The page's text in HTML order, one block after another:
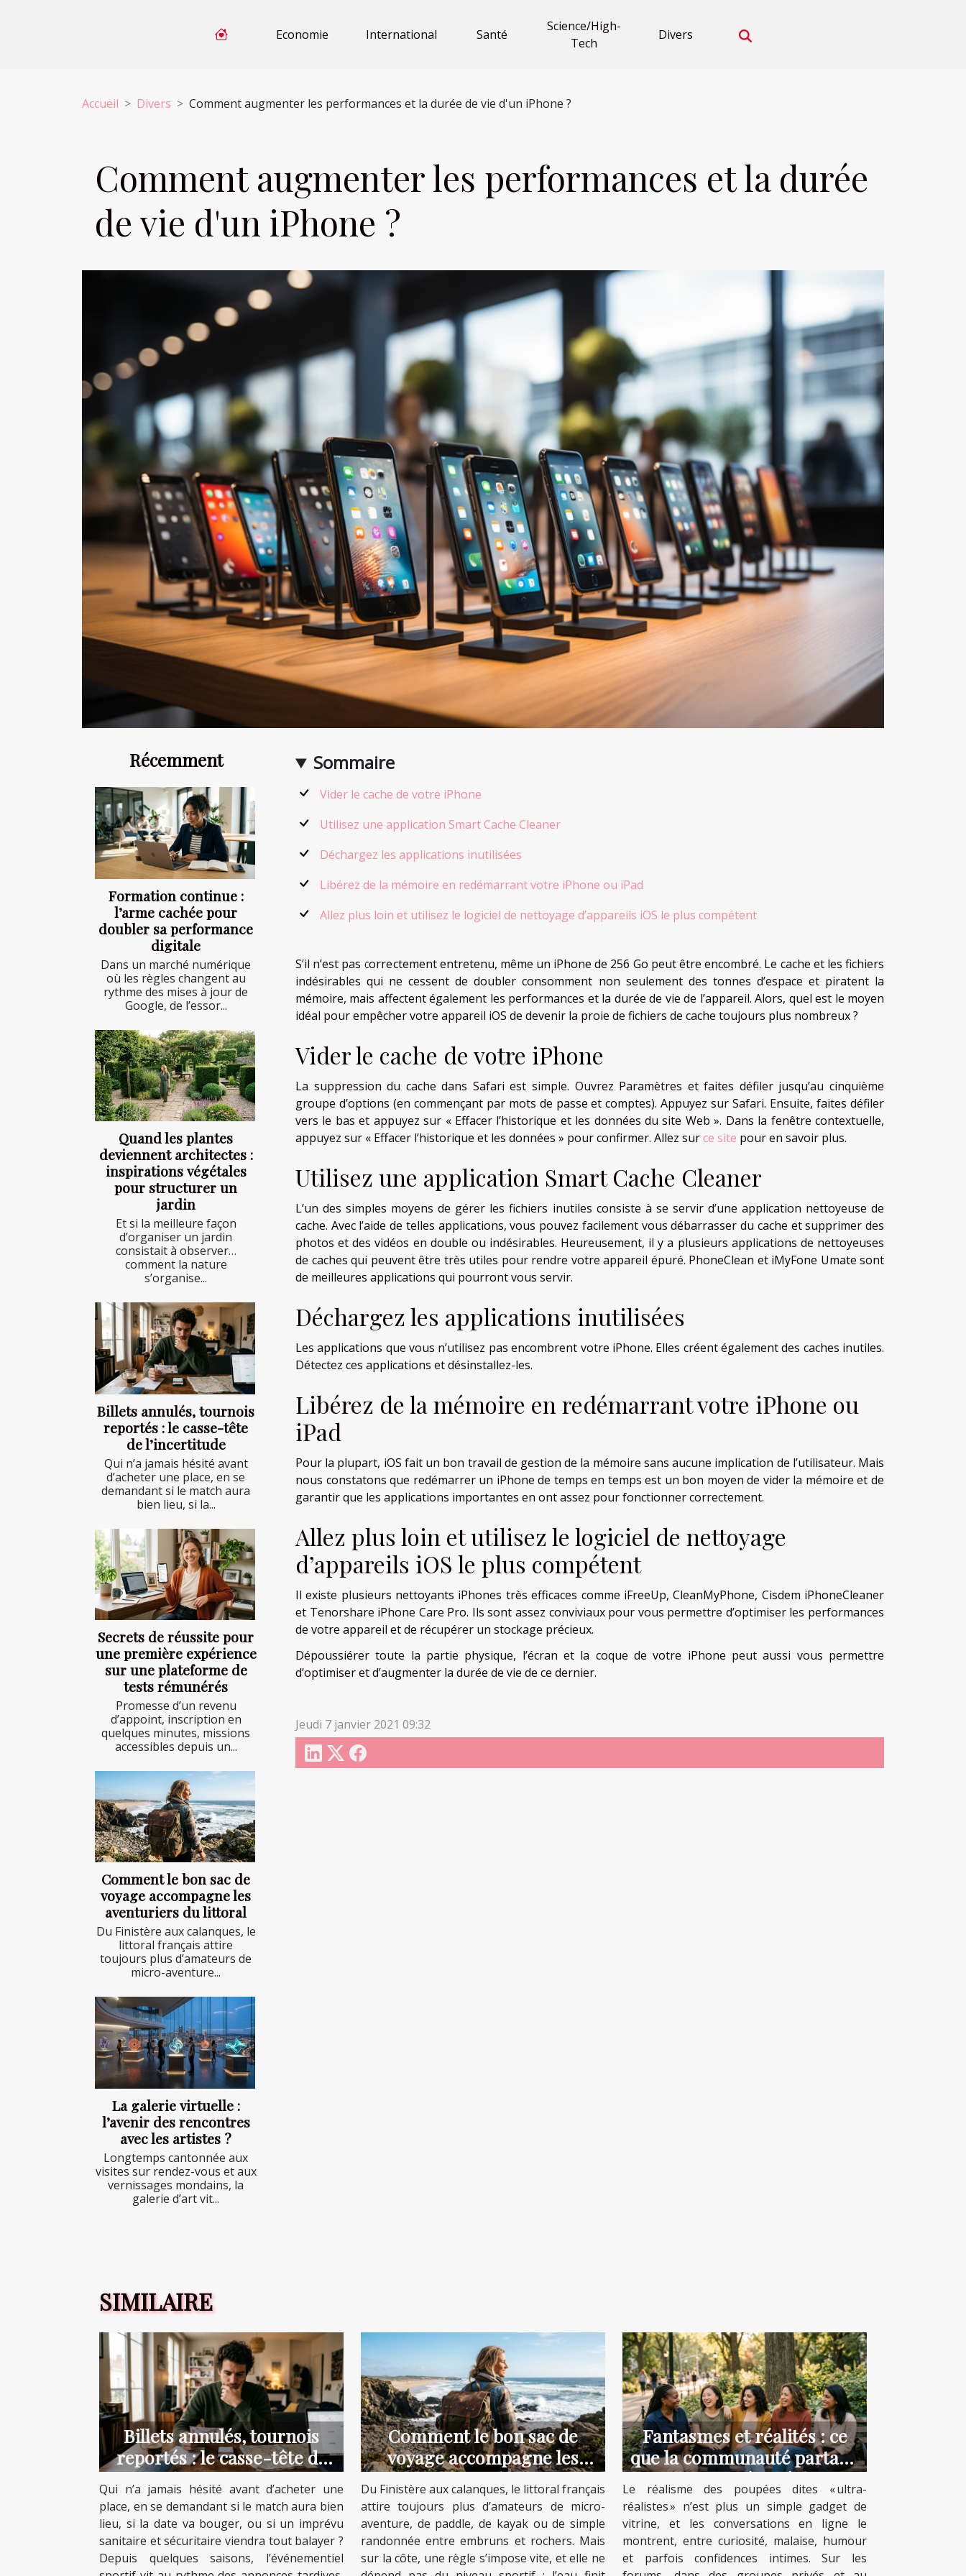
Economie International Santé
Science/High-
Tech
Divers
Accueil Divers Comment augmenter les performances et la durée de vie d'un iPhone ?
Comment augmenter les performances et la durée
de vie d'un iPhone ?
Récemment
Formation continue :
l’arme cachée pour
doubler sa performance
digitale
Dans un marché numérique
où les règles changent au
rythme des mises à jour de
Google, de l’essor...
Quand les plantes
deviennent architectes :
inspirations végétales
pour structurer un
jardin
Et si la meilleure façon
d’organiser un jardin
consistait à observer…
comment la nature
s’organise...
Billets annulés, tournois
reportés : le casse-tête
de l’incertitude
Qui n’a jamais hésité avant
d’acheter une place, en se
demandant si le match aura
bien lieu, si la...
Secrets de réussite pour
une première expérience
sur une plateforme de
tests rémunérés
Promesse d’un revenu
d’appoint, inscription en
quelques minutes, missions
accessibles depuis un...
Comment le bon sac de
voyage accompagne les
aventuriers du littoral
Du Finistère aux calanques, le
littoral français attire
toujours plus d’amateurs de
micro-aventure...
La galerie virtuelle :
l’avenir des rencontres
avec les artistes ?
Longtemps cantonnée aux
visites sur rendez-vous et aux
vernissages mondains, la
galerie d’art vit...
Sommaire
Vider le cache de votre iPhone
Utilisez une application Smart Cache Cleaner
Déchargez les applications inutilisées
Libérez de la mémoire en redémarrant votre iPhone ou iPad
Allez plus loin et utilisez le logiciel de nettoyage d’appareils iOS le plus compétent
S’il n’est pas correctement entretenu, même un iPhone de 256 Go peut être encombré. Le cache et les fichiers
indésirables qui ne cessent de doubler consomment non seulement des tonnes d’espace et piratent la
mémoire, mais affectent également les performances et la durée de vie de l’appareil. Alors, quel est le moyen
idéal pour empêcher votre appareil iOS de devenir la proie de fichiers de cache toujours plus nombreux ?
Vider le cache de votre iPhone
La suppression du cache dans Safari est simple. Ouvrez Paramètres et faites défiler jusqu’au cinquième
groupe d’options (en commençant par mots de passe et comptes). Appuyez sur Safari. Ensuite, faites défiler
vers le bas et appuyez sur « Effacer l’historique et les données du site Web ». Dans la fenêtre contextuelle,
appuyez sur « Effacer l’historique et les données » pour confirmer. Allez surce site pour en savoir plus.
Utilisez une application Smart Cache Cleaner
L’un des simples moyens de gérer les fichiers inutiles consiste à se servir d’une application nettoyeuse de
cache. Avec l’aide de telles applications, vous pouvez facilement vous débarrasser du cache et supprimer des
photos et des vidéos en double ou indésirables. Heureusement, il y a plusieurs applications de nettoyeuses
de caches qui peuvent être très utiles pour rendre votre appareil épuré. PhoneClean et iMyFone Umate sont
de meilleures applications qui pourront vous servir.
Déchargez les applications inutilisées
Les applications que vous n’utilisez pas encombrent votre iPhone. Elles créent également des caches inutiles.
Détectez ces applications et désinstallez-les.
Libérez de la mémoire en redémarrant votre iPhone ou
iPad
Pour la plupart, iOS fait un bon travail de gestion de la mémoire sans aucune implication de l’utilisateur. Mais
nous constatons que redémarrer un iPhone de temps en temps est un bon moyen de vider la mémoire et de
garantir que les applications importantes en ont assez pour fonctionner correctement.
Allez plus loin et utilisez le logiciel de nettoyage
d’appareils iOS le plus compétent
Il existe plusieurs nettoyants iPhones très efficaces comme iFreeUp, CleanMyPhone, Cisdem iPhoneCleaner
et Tenorshare iPhone Care Pro. Ils sont assez conviviaux pour vous permettre d’optimiser les performances
de votre appareil et de récupérer un stockage précieux.
Dépoussiérer toute la partie physique, l’écran et la coque de votre iPhone peut aussi vous permettre
d’optimiser et d’augmenter la durée de vie de ce dernier.
Jeudi 7 janvier 2021 09:32
SIMILAIRE
Billets annulés, tournois
reportés : le casse-tête de
l’incertitude
Qui n’a jamais hésité avant d’acheter une
place, en se demandant si le match aura bien
lieu, si la date va bouger, ou si un imprévu
sanitaire et sécuritaire viendra tout balayer ?
Depuis quelques saisons, l’événementiel
Comment le bon sac de
voyage accompagne les
aventuriers du littoral
Du Finistère aux calanques, le littoral français
attire toujours plus d’amateurs de micro-
aventure, de paddle, de kayak ou de simple
randonnée entre embruns et rochers. Mais
sur la côte, une règle s’impose vite, et elle ne
Fantasmes et réalités : ce
que la communauté partage
sur les poupées réalistes
Le réalisme des poupées dites « ultra-
réalistes » n’est plus un simple gadget de
vitrine, et les conversations en ligne le
montrent, entre curiosité, malaise, humour
et parfois confidences intimes. Sur les